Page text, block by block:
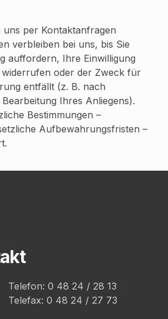
uns per Kontaktanfragen
verbleiben bei uns, bis Sie
auffordern, Ihre Einwilligung
oder der Zweck für
entfällt (z. B. nach
Ihres Anliegens).
Bestimmungen –
Aufbewahrungsfristen –
Telefon: 0 48 24 / 28 13
Telefax: 0 48 24 / 27 73